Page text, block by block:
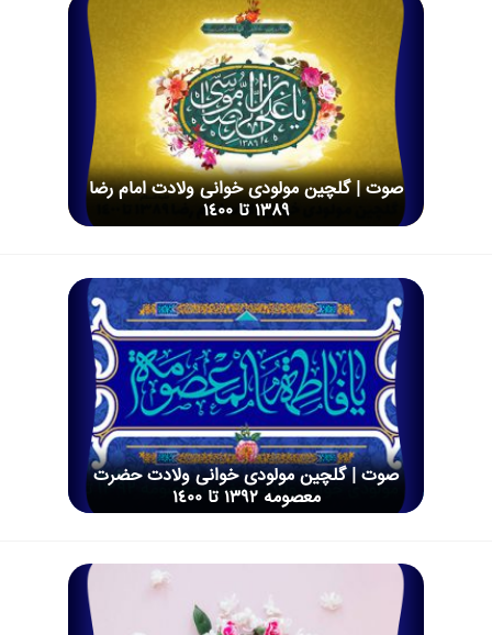
صوت | گلچین مولودی خوانی ولادت امام رضا
1389 تا 1400
صوت | گلچین مولودی خوانی ولادت حضرت
معصومه 1392 تا 1400